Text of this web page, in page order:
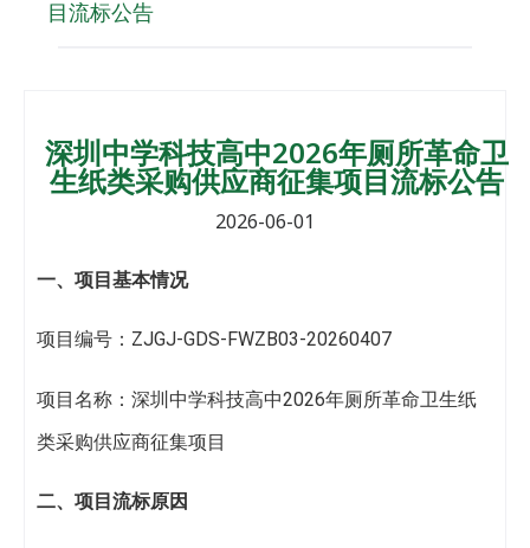
目流标公告
深圳中学科技高中2026年厕所革命卫
生纸类采购供应商征集项目流标公告
2026-06-01
一、项目基本情况
项目编号：ZJGJ-GDS-FWZB03-20260407
项目名称：深圳中学科技高中2026年厕所革命卫生纸
类采购供应商征集项目
二、项目流标原因